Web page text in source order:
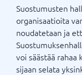
Suostumusten
organisaatioita
noudatetaan ja
voi säästää
sijaan selata